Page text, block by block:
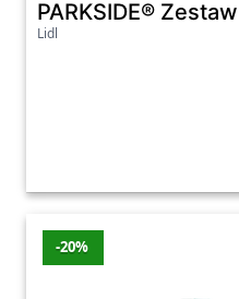
PARKSIDE®
Lidl
-20%